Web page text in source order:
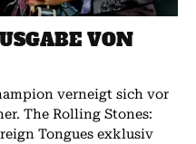
VON
verneigt sich vor
Tongues exklusiv